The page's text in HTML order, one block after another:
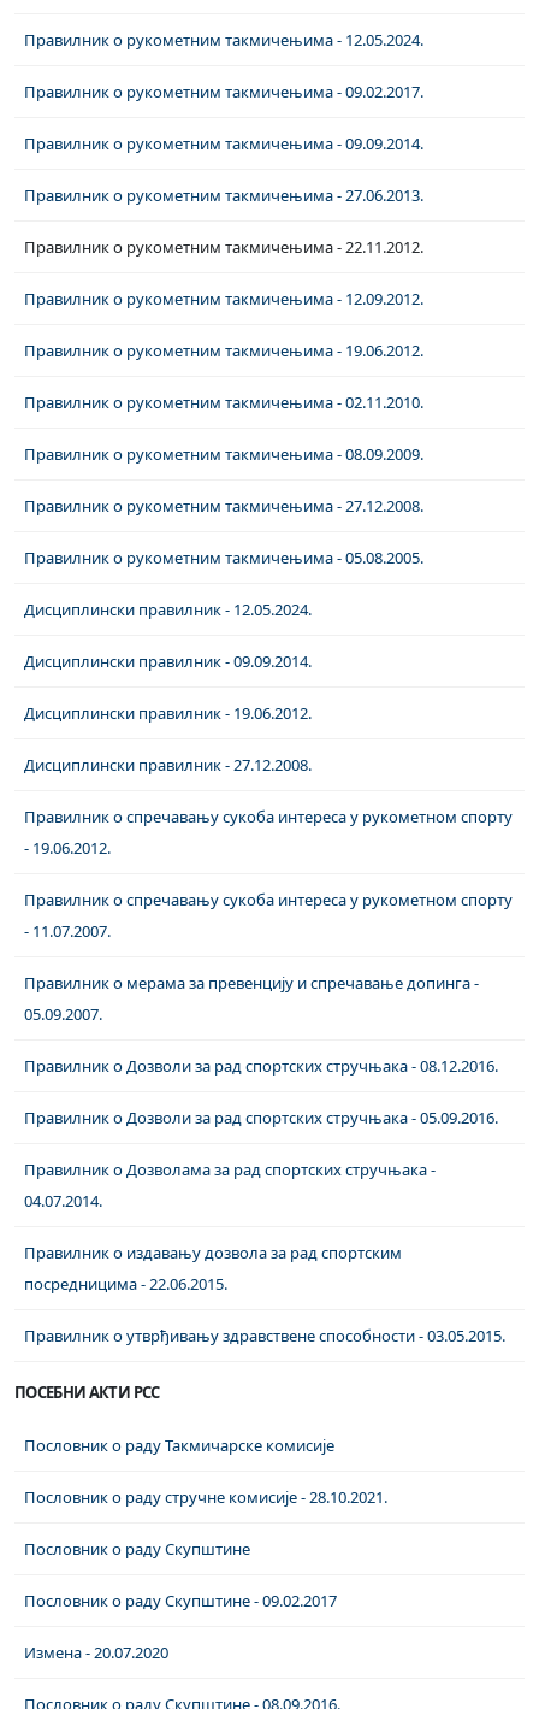
Правилник о рукометним такмичењима - 12.05.2024.
Правилник о рукометним такмичењима - 09.02.2017.
Правилник о рукометним такмичењима - 09.09.2014.
Правилник о рукометним такмичењима - 27.06.2013.
Правилник о рукометним такмичењима - 22.11.2012.
Правилник о рукометним такмичењима - 12.09.2012.
Правилник о рукометним такмичењима - 19.06.2012.
Правилник о рукометним такмичењима - 02.11.2010.
Правилник о рукометним такмичењима - 08.09.2009.
Правилник о рукометним такмичењима - 27.12.2008.
Правилник о рукометним такмичењима - 05.08.2005.
Дисциплински правилник - 12.05.2024.
Дисциплински правилник - 09.09.2014.
Дисциплински правилник - 19.06.2012.
Дисциплински правилник - 27.12.2008.
Правилник о спречавању сукоба интереса у рукометном спорту
- 19.06.2012.
Правилник о спречавању сукоба интереса у рукометном спорту
- 11.07.2007.
Правилник о мерама за превенцију и спречавање допинга -
05.09.2007.
Правилник о Дозволи за рад спортских стручњака - 08.12.2016.
Правилник о Дозволи за рад спортских стручњака - 05.09.2016.
Правилник о Дозволама за рад спортских стручњака -
04.07.2014.
Правилник о издавању дозвола за рад спортским
посредницима - 22.06.2015.
Правилник о утврђивању здравствене способности - 03.05.2015.
ПОСЕБНИ АКТИ РСС
Пословник о раду Такмичарске комисије
Пословник о раду стручне комисије - 28.10.2021.
Пословник о раду Скупштине
Пословник о раду Скупштине - 09.02.2017
Измена - 20.07.2020
Пословник о раду Скупштине - 08.09.2016.